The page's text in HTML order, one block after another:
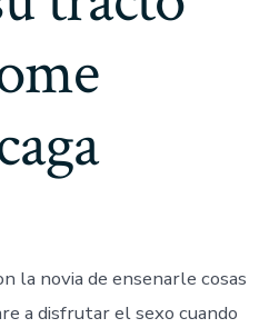
la novia de ensenarle cosas
a disfrutar el sexo cuando